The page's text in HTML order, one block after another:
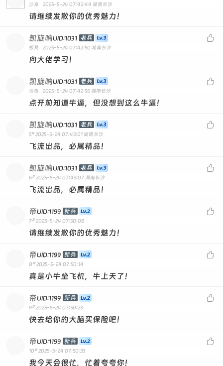
沙发 2025-5-24 07:42:44 湖南长沙
请继续发散你的优秀魅力！

凯旋呐UID:1031 老兵
板凳 2025-5-24 07:42:50 湖南长沙
向大佬学习！

凯旋呐UID:1031 老兵
地板 2025-5-24 07:42:56 湖南长沙
点开前知道牛逼，但没想到这么牛逼！

凯旋呐UID:1031 老兵
5# 2025-5-24 07:43:01 湖南长沙
飞流出品，必属精品！

凯旋呐UID:1031 老兵
6# 2025-5-24 07:43:07 湖南长沙
飞流出品，必属精品！

帝UID:1199 新兵
7# 2025-5-24 07:50:08
请继续发散你的优秀魅力！

帝UID:1199 新兵
8 # 2025-5-24 07:50:14
真是小牛坐飞机，牛上天了！

帝UID:1199 新兵
9# 2025-5-24 07:50:23
快去给你的大脑买保险吧！

帝UID:1199 新兵
10 # 2025-5-24 07:50:33
我今天会很忙，忙着夸夸你！